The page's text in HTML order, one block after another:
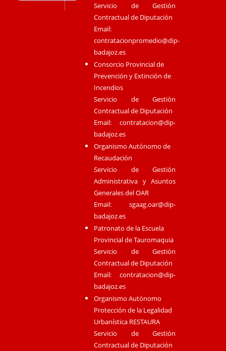
Servicio de Gestión
Contractual de Diputación
Email:
contratacionpromedio@dip-
badajoz.es
Consorcio Provincial de
Prevención y Extinción de
Incendios
Servicio de Gestión
Contractual de Diputación
Email:contratacion@dip-
badajoz.es
Organismo Autónomo de
Recaudación
Servicio de Gestión
Administrativa y Asuntos
Generales del OAR
Email:sgaag.oar@dip-
badajoz.es
Patronato de la Escuela
Provincial de Tauromaquia
Servicio de Gestión
Contractual de Diputación
Email:contratacion@dip-
badajoz.es
Organismo Autónomo
Protección de la Legalidad
Urbanística RESTAURA
Servicio de Gestión
Contractual de Diputación